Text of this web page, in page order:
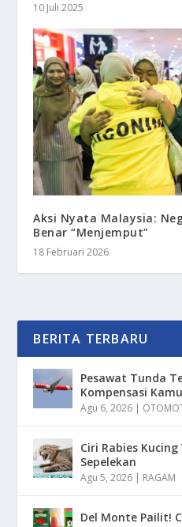
10 Juli 2025
Aksi Nyata Malaysia:
Benar “Menjemput”
18 Februari 2026
BERITA TERBARU
Pesawat Tunda
Kompensasi
Agu 6, 2026 |
Ciri Rabies
Sepelekan
Agu 5, 2026 | RAGAM
Del Monte Pailit!